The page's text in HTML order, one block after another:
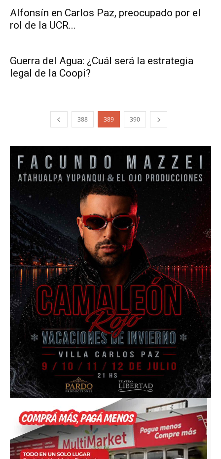
Alfonsín en Carlos Paz, preocupado por el
rol de la UCR...
Guerra del Agua: ¿Cuál será la estrategia
legal de la Coopi?
388 389 390